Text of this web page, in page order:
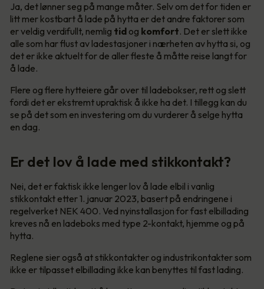
Ja, det lønner seg på mange måter. Selv om det for tiden er
litt mer kostbart å lade på hytta er det andre faktorer som
er veldig verdifullt, nemlig tid og komfort. Det er slett ikke
alle som har flust av ladestasjoner i nærheten av hytta si, og
det er ikke aktuelt for de aller fleste å måtte reise langt for
å lade.
Flere og flere hytteiere går over til ladebokser, rett og slett
fordi det er ekstremt upraktisk å ikke ha det. I tillegg kan du
se på det som en investering om du vurderer å selge hytta
en dag.
Er det lov å lade med stikkontakt?
Nei, det er faktisk ikke lenger lov å lade elbil i vanlig
stikkontakt etter 1. januar 2023, basert på endringene i
regelverket NEK 400. Ved nyinstallasjon for fast elbillading
kreves nå en ladeboks med type 2-kontakt, hjemme og på
hytta.
Reglene sier også at stikkontakter og industrikontakter som
ikke er tilpasset elbillading ikke kan benyttes til fast lading.